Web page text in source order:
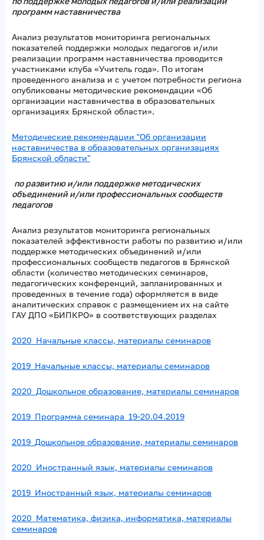
программ наставничества
Анализ результатов мониторинга региональных
показателей поддержки молодых педагогов и/или
реализации программ наставничества проводится
участниками клуба «Учитель года». По итогам
проведенного анализа и с учетом потребности региона
опубликованы методические рекомендации «Об
организации наставничества в образовательных
организациях Брянской области».
Методические рекомендации "Об организации
наставничества в образовательных организациях
Брянской области"
по развитию и/или поддержке методических
объединений и/или профессиональных сообществ
педагогов
Анализ результатов мониторинга региональных
показателей эффективности работы по развитию и/или
поддержке методических объединений и/или
профессиональных сообществ педагогов в Брянской
области (количество методических семинаров,
педагогических конференций, запланированных и
проведенных в течение года) оформляется в виде
аналитических справок с размещением их на сайте
ГАУ ДПО «БИПКРО» в соответствующих разделах
2020_Начальные классы, материалы семинаров
2019_Начальные классы, материалы семинаров
2020_Дошкольное образование, материалы семинаров
2019_Программа семинара_19-20.04.2019
2019_Дошкольное образование, материалы семинаров
2020_Иностранный язык, материалы семинаров
2019_Иностранный язык, материалы семинаров
2020_Математика, физика, информатика, материалы
семинаров